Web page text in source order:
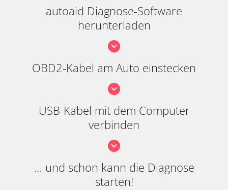
autoaid Diagnose-Software
herunterladen
OBD2-Kabel am Auto einstecken
USB-Kabel mit dem Computer
verbinden
… und schon kann die Diagnose
starten!